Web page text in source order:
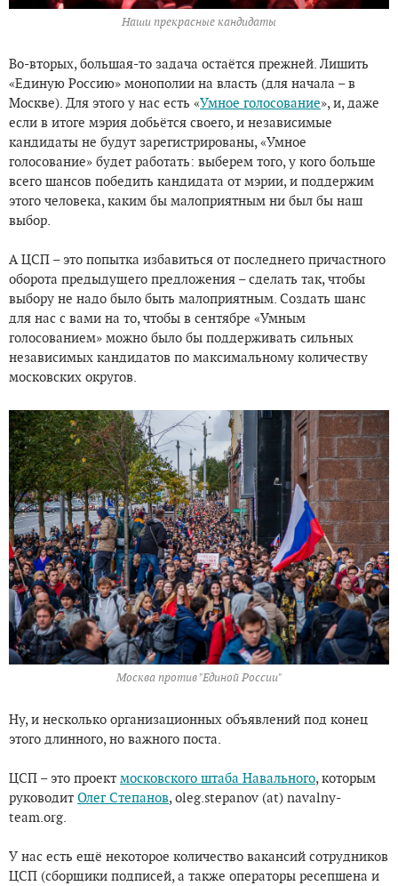
Наши прекрасные кандидаты
Во-вторых, большая-то задача остаётся прежней. Лишить
«Единую Россию» монополии на власть (для начала – в
Москве). Для этого у нас есть «Умное голосование», и, даже
если в итоге мэрия добьётся своего, и независимые
кандидаты не будут зарегистрированы, «Умное
голосование» будет работать: выберем того, у кого больше
всего шансов победить кандидата от мэрии, и поддержим
этого человека, каким бы малоприятным ни был бы наш
выбор.
А ЦСП – это попытка избавиться от последнего причастного
оборота предыдущего предложения – сделать так, чтобы
выбору не надо было быть малоприятным. Создать шанс
для нас с вами на то, чтобы в сентябре «Умным
голосованием» можно было бы поддерживать сильных
независимых кандидатов по максимальному количеству
московских округов.
Москва против "Единой России"
Ну, и несколько организационных объявлений под конец
этого длинного, но важного поста.
ЦСП – это проект московского штаба Навального, которым
руководит Олег Степанов, oleg.stepanov (at) navalny-
team.org.
У нас есть ещё некоторое количество вакансий сотрудников
ЦСП (сборщики подписей, а также операторы ресепшена и